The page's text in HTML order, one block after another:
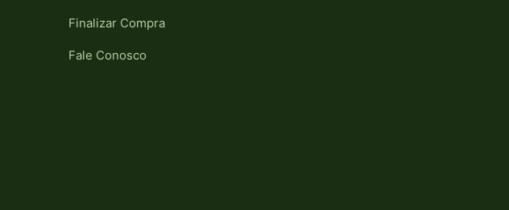
Finalizar Compra
Fale Conosco